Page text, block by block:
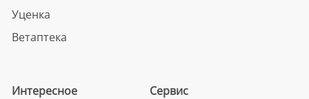
Уценка
Ветаптека
Интересное Сервис